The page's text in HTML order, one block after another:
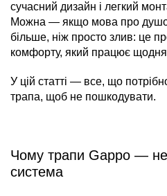
сучасний дизайн і легкий
Можна — якщо мова про
більше, ніж просто злив: це
комфорту, який працює
У цій статті — все, що
трапа, щоб не пошкодувати.
Чому трапи Gappo —
система